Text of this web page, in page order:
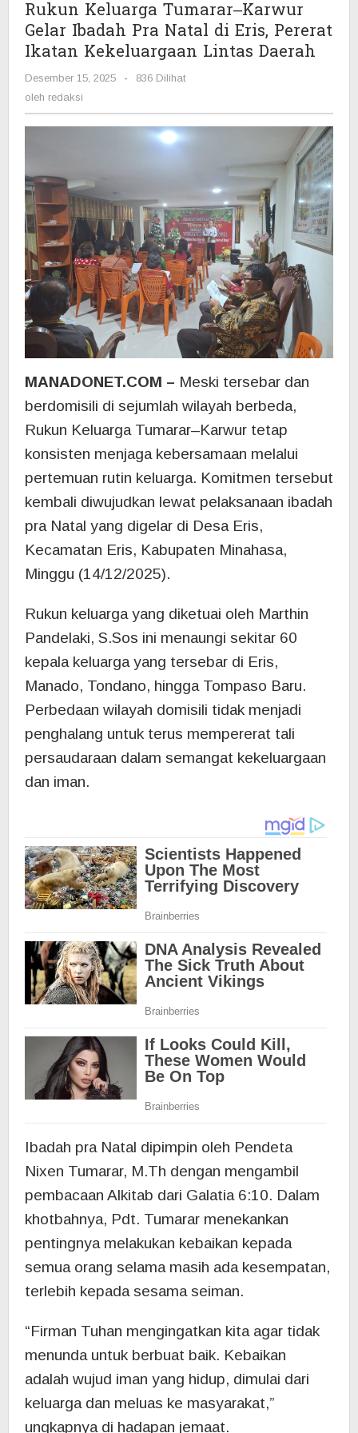
Pererat
Ikatan
Kekeluargaan
Rukun Keluarga Tumarar–Karwur
Gelar Ibadah Pra Natal di Eris, Pererat
Ikatan Kekeluargaan Lintas Daerah
Desember 15, 2025
oleh
-
836 Dilihat
oleh redaksi
MANADONET.COM – Meski tersebar dan
berdomisili di sejumlah wilayah berbeda,
Rukun Keluarga Tumarar–Karwur tetap
konsisten menjaga kebersamaan melalui
pertemuan rutin keluarga. Komitmen tersebut
kembali diwujudkan lewat pelaksanaan ibadah
pra Natal yang digelar di Desa Eris,
Kecamatan Eris, Kabupaten Minahasa,
Minggu (14/12/2025).
Rukun keluarga yang diketuai oleh Marthin
Pandelaki, S.Sos ini menaungi sekitar 60
kepala keluarga yang tersebar di Eris,
Manado, Tondano, hingga Tompaso Baru.
Perbedaan wilayah domisili tidak menjadi
penghalang untuk terus mempererat tali
persaudaraan dalam semangat kekeluargaan
dan iman.
Ibadah pra Natal dipimpin oleh Pendeta
Nixen Tumarar, M.Th dengan mengambil
pembacaan Alkitab dari Galatia 6:10. Dalam
khotbahnya, Pdt. Tumarar menekankan
pentingnya melakukan kebaikan kepada
semua orang selama masih ada kesempatan,
terlebih kepada sesama seiman.
“Firman Tuhan mengingatkan kita agar tidak
menunda untuk berbuat baik. Kebaikan
adalah wujud iman yang hidup, dimulai dari
keluarga dan meluas ke masyarakat,”
ungkapnya di hadapan jemaat.